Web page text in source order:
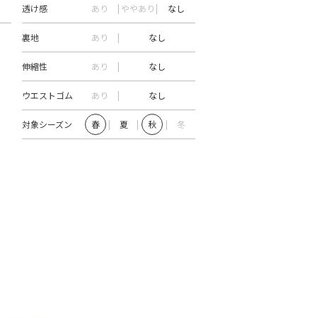
透け感 あり ややあり なし
裏地 あり なし
伸縮性 あり なし
ウエストゴム あり なし
対象シーズン 春 夏 秋 冬